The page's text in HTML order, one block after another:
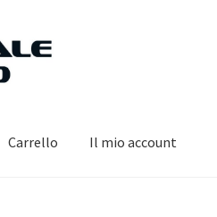
Carrello Il mio account